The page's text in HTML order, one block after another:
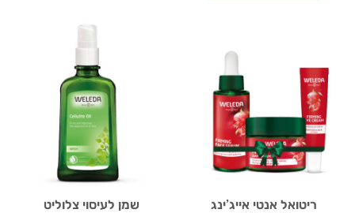
ריטואל אנטי אייג’ינג
שמן לעיסוי צלוליט